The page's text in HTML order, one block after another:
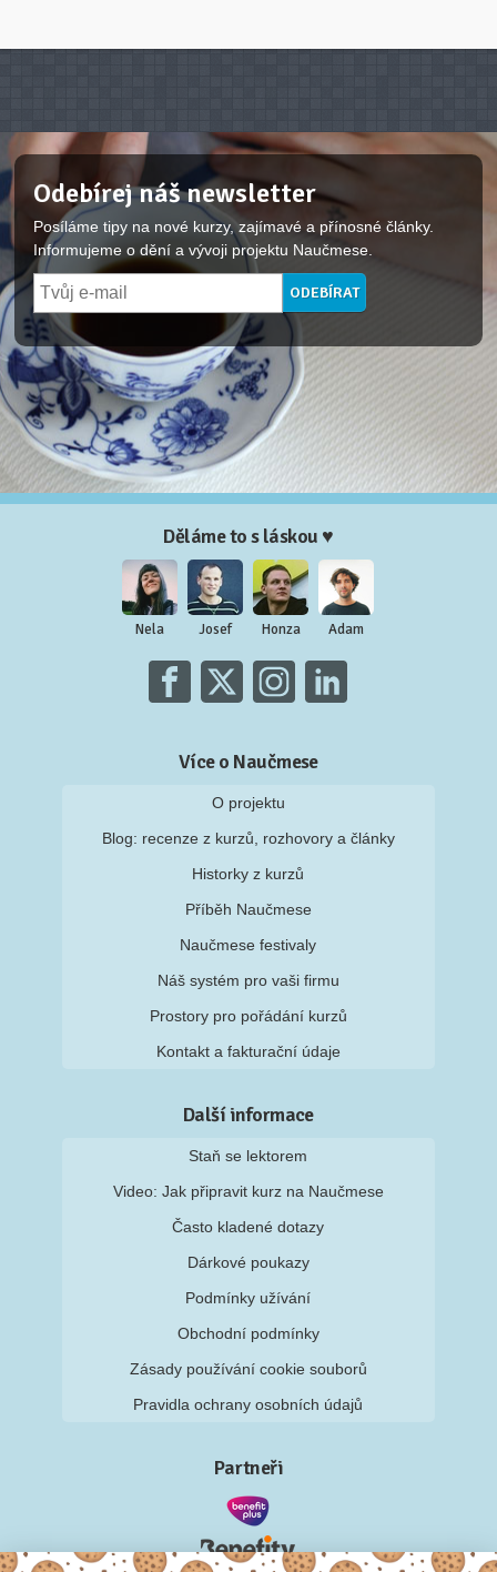
Odebírej náš newsletter
Posíláme tipy na nové kurzy, zajímavé a přínosné články.
Informujeme o dění a vývoji projektu Naučmese.
Děláme to s láskou ♥
Nela Josef Honza Adam
Více o Naučmese
O projektu
Blog: recenze z kurzů, rozhovory a články
Historky z kurzů
Příběh Naučmese
Naučmese festivaly
Náš systém pro vaši firmu
Prostory pro pořádání kurzů
Kontakt a fakturační údaje
Další informace
Staň se lektorem
Video: Jak připravit kurz na Naučmese
Často kladené dotazy
Dárkové poukazy
Podmínky užívání
Obchodní podmínky
Zásady používání cookie souborů
Pravidla ochrany osobních údajů
Partneři